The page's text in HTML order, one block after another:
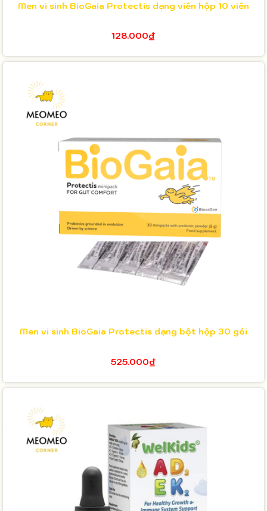
Men vi sinh BioGaia Protectis dạng viên hộp 10 viên
128.000₫
Men vi sinh BioGaia Protectis dạng bột hộp 30 gói
525.000₫